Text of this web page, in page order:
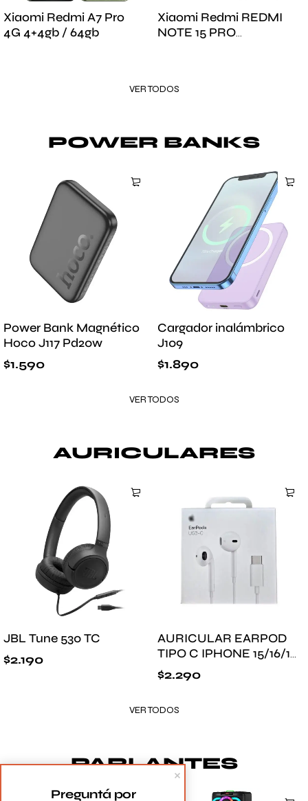
Xiaomi Redmi A7 Pro
4G 4+4gb / 64gb
Xiaomi Redmi REDMI
NOTE 15 PRO
VER TODOS
POWER BANKS
Power Bank Magnético
Hoco J117 Pd20w
$1.590
Cargador inalámbrico
J109
$1.890
VER TODOS
AURICULARES
JBL Tune 530 TC
$2.190
AURICULAR EARPOD
TIPO C IPHONE 15/16/17
PREMIUM
$2.290
VER TODOS
PARLANTES
Preguntá por